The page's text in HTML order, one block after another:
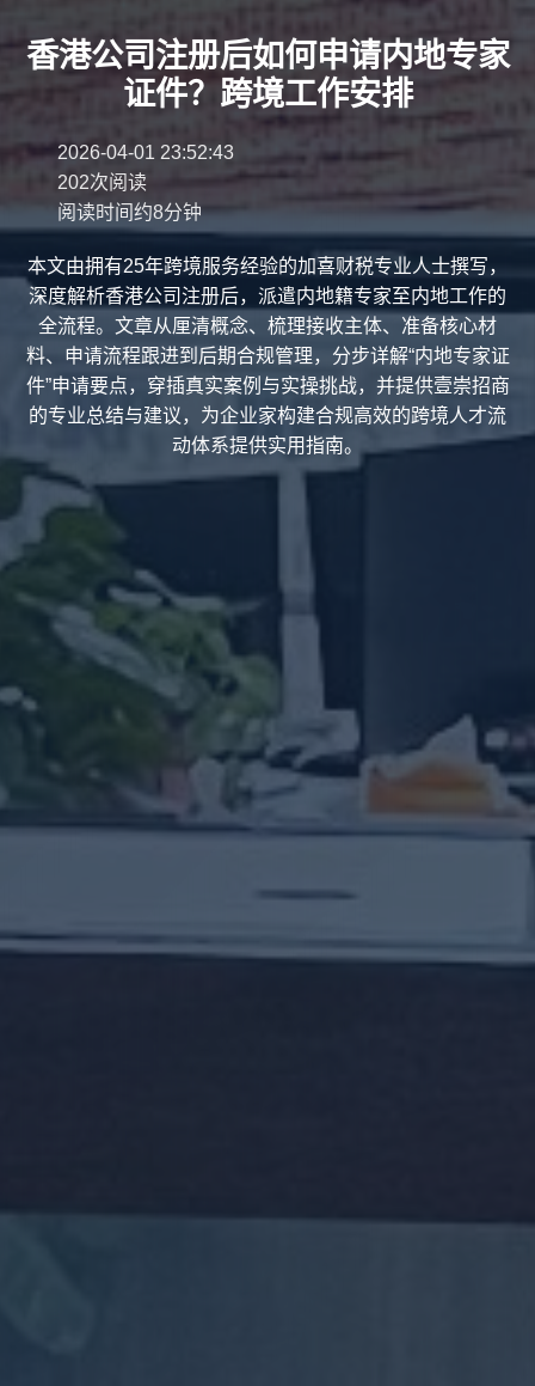
香港公司注册后如何申请内地专家
证件？跨境工作安排
2026-04-01 23:52:43
202次阅读
阅读时间约8分钟
本文由拥有25年跨境服务经验的加喜财税专业人士撰写，
深度解析香港公司注册后，派遣内地籍专家至内地工作的
全流程。文章从厘清概念、梳理接收主体、准备核心材
料、申请流程跟进到后期合规管理，分步详解“内地专家证
件”申请要点，穿插真实案例与实操挑战，并提供壹崇招商
的专业总结与建议，为企业家构建合规高效的跨境人才流
动体系提供实用指南。